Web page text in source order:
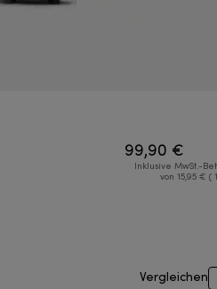
99,90 €
Inklusive MwSt.-
von 15,95 € (
Vergleichen